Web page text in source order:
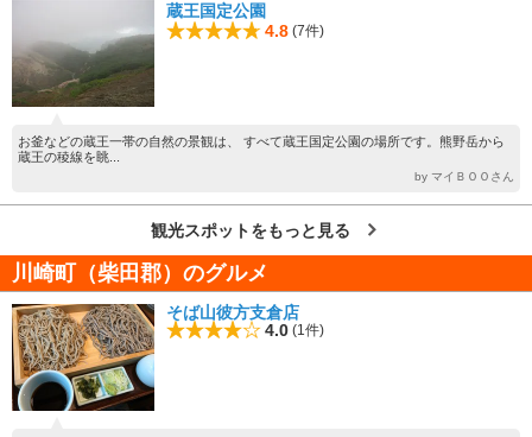
蔵王国定公園
4.8 (7件)
お釜などの蔵王一帯の自然の景観は、 すべて蔵王国定公園の場所です。熊野岳から
蔵王の稜線を眺...
by マイＢＯＯさん
観光スポットをもっと見る
川崎町（柴田郡）のグルメ
そば山彼方支倉店
4.0 (1件)